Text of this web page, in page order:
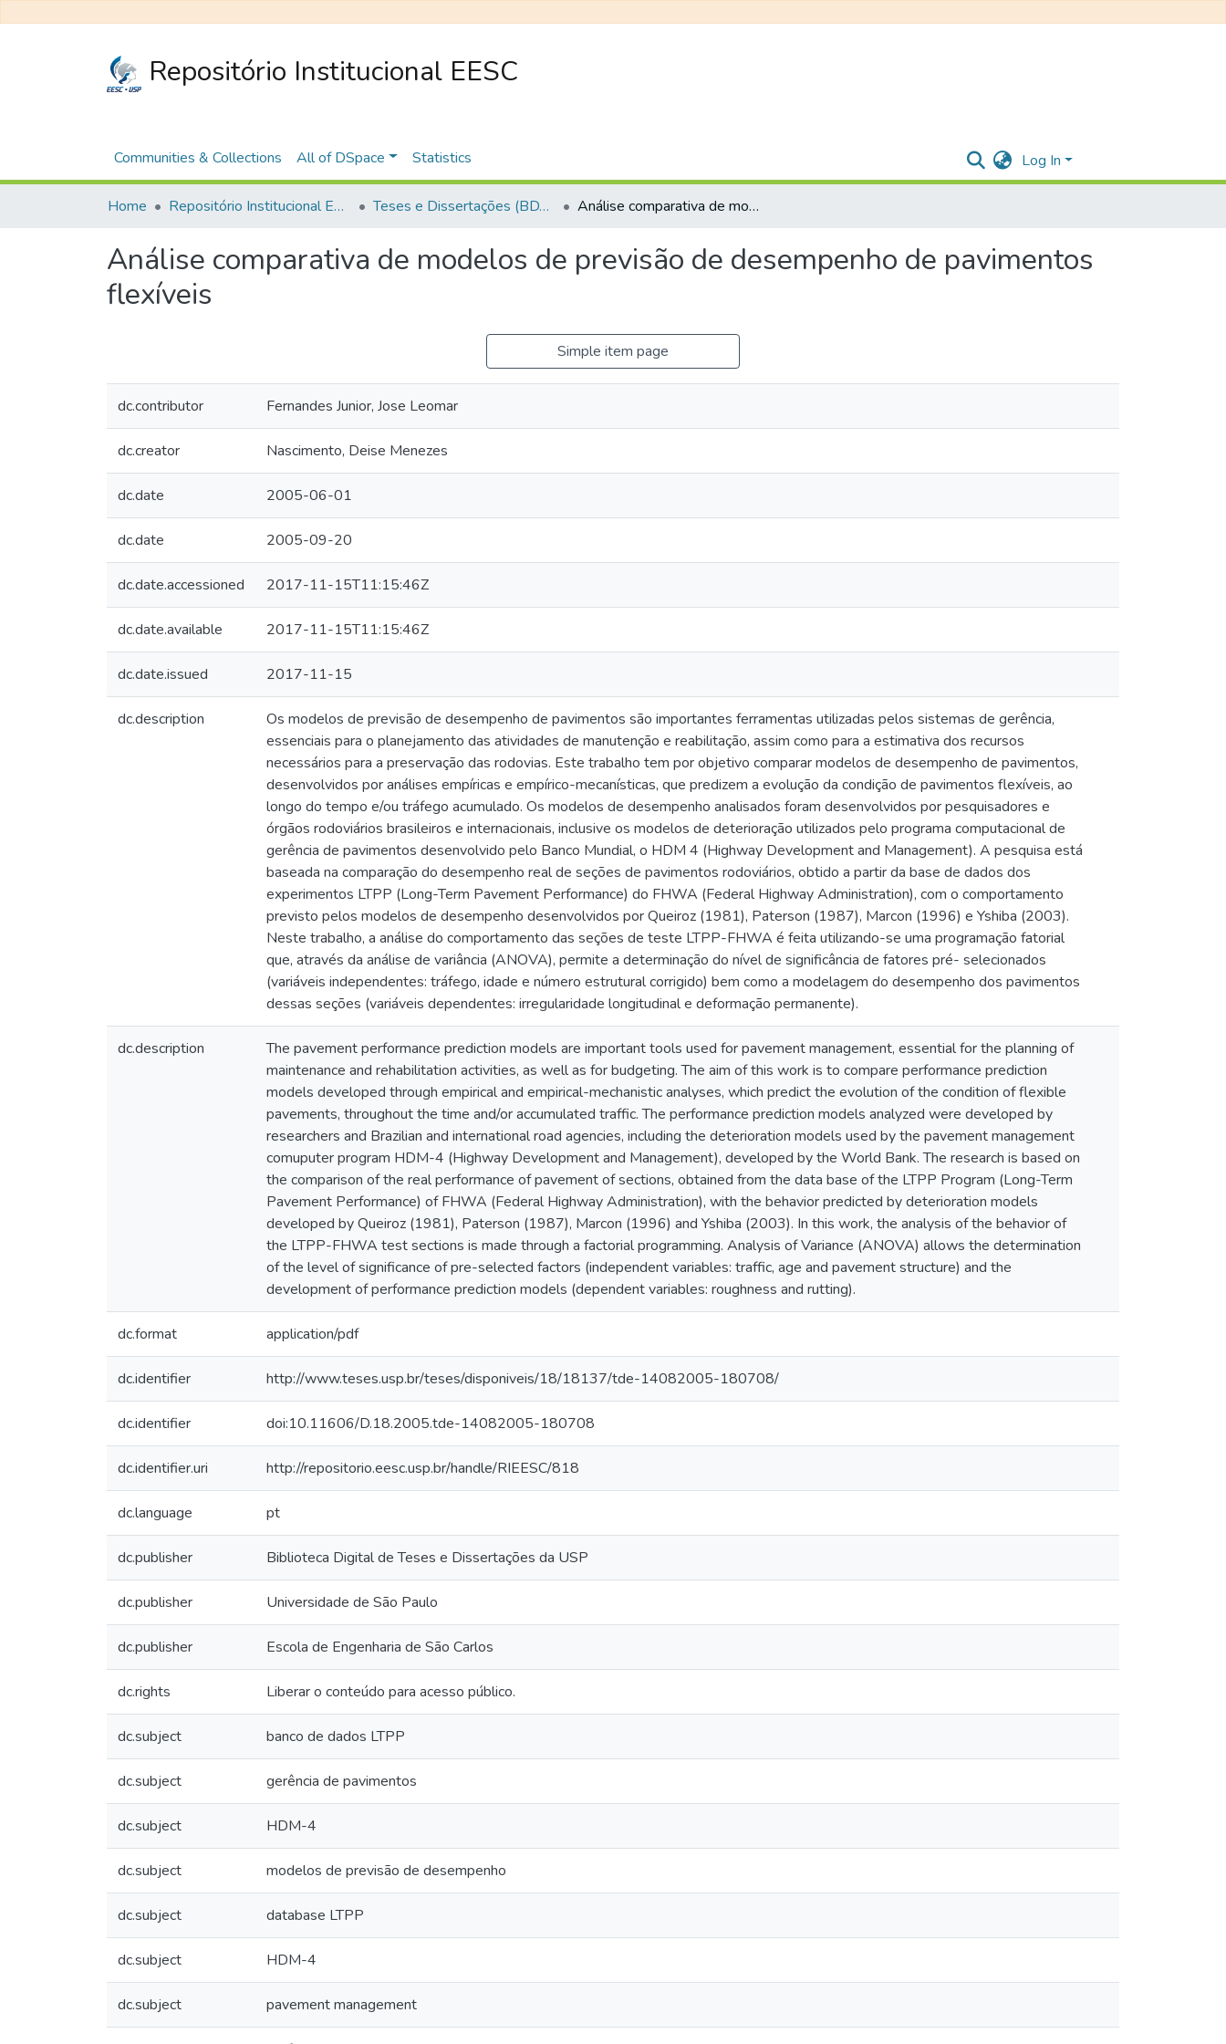
Repositório Institucional EESC
Communities & Collections All of DSpace Statistics Log In
Home Repositório Institucional EESC Teses e Dissertações (BDTD USP) Análise comparativa de modelos de previsão de desempenho de pavimentos flexíveis
Análise comparativa de modelos de previsão de desempenho de pavimentos
flexíveis
Simple item page
dc.contributor Fernandes Junior, Jose Leomar
dc.creator Nascimento, Deise Menezes
dc.date 2005-06-01
dc.date 2005-09-20
dc.date.accessioned 2017-11-15T11:15:46Z
dc.date.available 2017-11-15T11:15:46Z
dc.date.issued 2017-11-15
dc.description
Os modelos de previsão de desempenho de pavimentos são importantes ferramentas utilizadas pelos sistemas de gerência,
essenciais para o planejamento das atividades de manutenção e reabilitação, assim como para a estimativa dos recursos
necessários para a preservação das rodovias. Este trabalho tem por objetivo comparar modelos de desempenho de pavimentos,
desenvolvidos por análises empíricas e empírico-mecanísticas, que predizem a evolução da condição de pavimentos flexíveis, ao
longo do tempo e/ou tráfego acumulado. Os modelos de desempenho analisados foram desenvolvidos por pesquisadores e
órgãos rodoviários brasileiros e internacionais, inclusive os modelos de deterioração utilizados pelo programa computacional de
gerência de pavimentos desenvolvido pelo Banco Mundial, o HDM 4 (Highway Development and Management). A pesquisa está
baseada na comparação do desempenho real de seções de pavimentos rodoviários, obtido a partir da base de dados dos
experimentos LTPP (Long-Term Pavement Performance) do FHWA (Federal Highway Administration), com o comportamento
previsto pelos modelos de desempenho desenvolvidos por Queiroz (1981), Paterson (1987), Marcon (1996) e Yshiba (2003).
Neste trabalho, a análise do comportamento das seções de teste LTPP-FHWA é feita utilizando-se uma programação fatorial
que, através da análise de variância (ANOVA), permite a determinação do nível de significância de fatores pré- selecionados
(variáveis independentes: tráfego, idade e número estrutural corrigido) bem como a modelagem do desempenho dos pavimentos
dessas seções (variáveis dependentes: irregularidade longitudinal e deformação permanente).
dc.description
The pavement performance prediction models are important tools used for pavement management, essential for the planning of
maintenance and rehabilitation activities, as well as for budgeting. The aim of this work is to compare performance prediction
models developed through empirical and empirical-mechanistic analyses, which predict the evolution of the condition of flexible
pavements, throughout the time and/or accumulated traffic. The performance prediction models analyzed were developed by
researchers and Brazilian and international road agencies, including the deterioration models used by the pavement management
comuputer program HDM-4 (Highway Development and Management), developed by the World Bank. The research is based on
the comparison of the real performance of pavement of sections, obtained from the data base of the LTPP Program (Long-Term
Pavement Performance) of FHWA (Federal Highway Administration), with the behavior predicted by deterioration models
developed by Queiroz (1981), Paterson (1987), Marcon (1996) and Yshiba (2003). In this work, the analysis of the behavior of
the LTPP-FHWA test sections is made through a factorial programming. Analysis of Variance (ANOVA) allows the determination
of the level of significance of pre-selected factors (independent variables: traffic, age and pavement structure) and the
development of performance prediction models (dependent variables: roughness and rutting).
dc.format application/pdf
dc.identifier http://www.teses.usp.br/teses/disponiveis/18/18137/tde-14082005-180708/
dc.identifier doi:10.11606/D.18.2005.tde-14082005-180708
dc.identifier.uri http://repositorio.eesc.usp.br/handle/RIEESC/818
dc.language pt
dc.publisher Biblioteca Digital de Teses e Dissertações da USP
dc.publisher Universidade de São Paulo
dc.publisher Escola de Engenharia de São Carlos
dc.rights Liberar o conteúdo para acesso público.
dc.subject banco de dados LTPP
dc.subject gerência de pavimentos
dc.subject HDM-4
dc.subject modelos de previsão de desempenho
dc.subject database LTPP
dc.subject HDM-4
dc.subject pavement management